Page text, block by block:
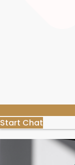
Start Chat